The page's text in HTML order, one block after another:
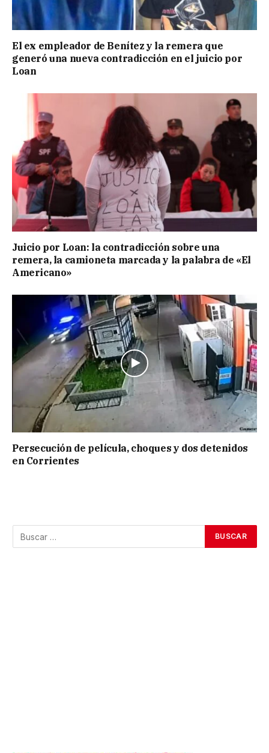
El ex empleador de Benítez y la remera que
generó una nueva contradicción en el juicio por
Loan
Juicio por Loan: la contradicción sobre una
remera, la camioneta marcada y la palabra de «El
Americano»
Persecución de película, choques y dos detenidos
en Corrientes